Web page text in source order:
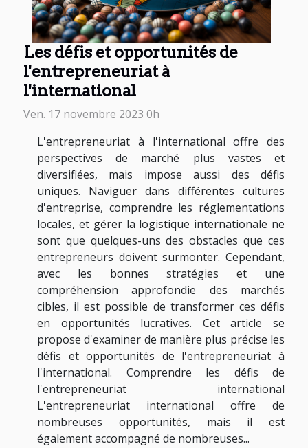
Les défis et opportunités de
l'entrepreneuriat à
l'international
Ven. 17 novembre 2023 0h
L'entrepreneuriat à l'international offre des
perspectives de marché plus vastes et
diversifiées, mais impose aussi des défis
uniques. Naviguer dans différentes cultures
d'entreprise, comprendre les réglementations
locales, et gérer la logistique internationale ne
sont que quelques-uns des obstacles que ces
entrepreneurs doivent surmonter. Cependant,
avec les bonnes stratégies et une
compréhension approfondie des marchés
cibles, il est possible de transformer ces défis
en opportunités lucratives. Cet article se
propose d'examiner de manière plus précise les
défis et opportunités de l'entrepreneuriat à
l'international. Comprendre les défis de
l'entrepreneuriat international
L'entrepreneuriat international offre de
nombreuses opportunités, mais il est
également accompagné de nombreuses...